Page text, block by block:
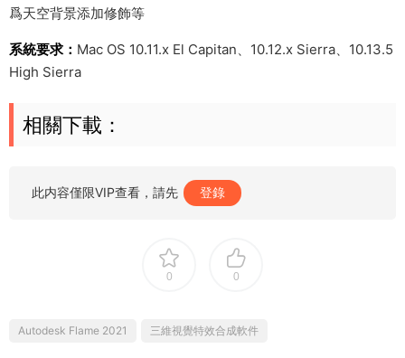
爲天空背景添加修飾等
系統要求： Mac OS 10.11.x El Capitan、10.12.x Sierra、10.13.5
High Sierra
相關下載：
此内容僅限VIP查看，請先 登錄
0 0
Autodesk Flame 2021 三維視覺特效合成軟件